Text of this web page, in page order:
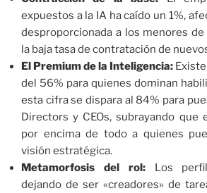
expuestos a la IA ha caído un 1%,
desproporcionada a los menores
la baja tasa de contratación de
El Premium de la Inteligencia:
del 56% para quienes dominan
esta cifra se dispara al 84% para
Directors y CEOs, subrayando que
por encima de todo a quienes
visión estratégica.
Metamorfosis del rol:Los
dejando de ser «creadores» de